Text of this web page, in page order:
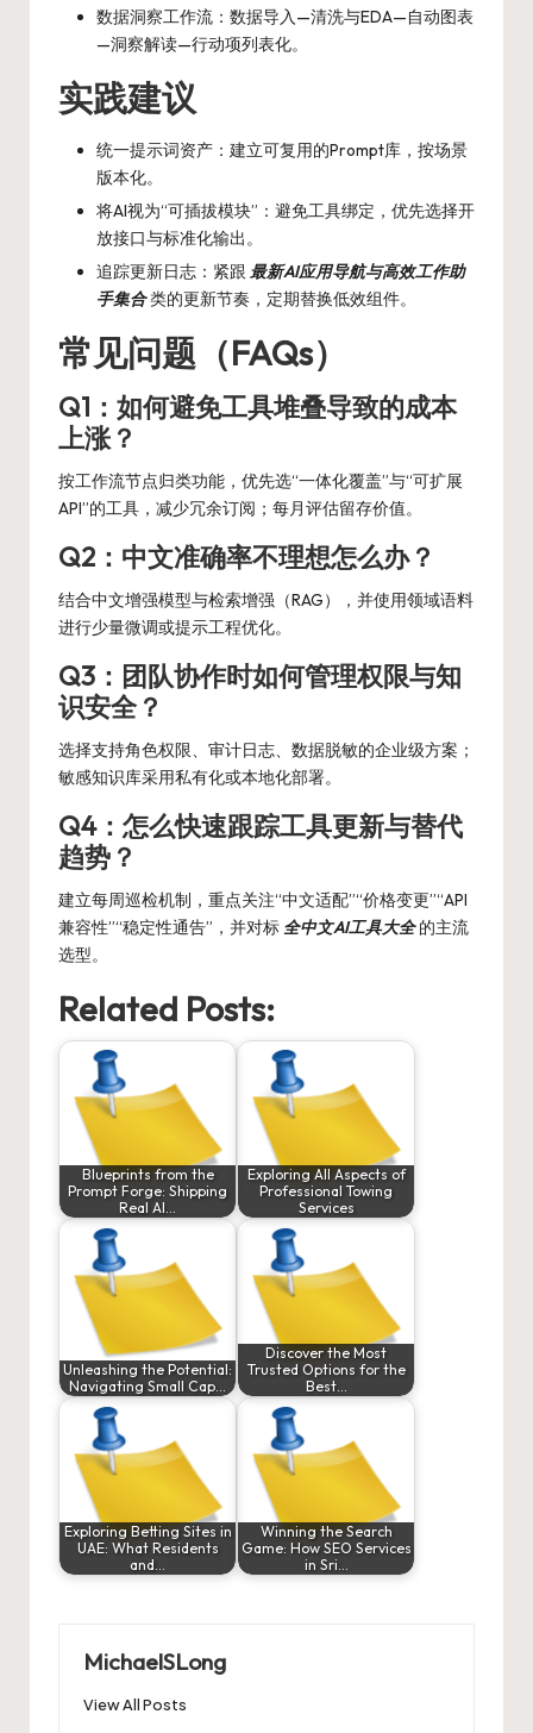
数据洞察工作流：数据导入—清洗与EDA—自动图表
—洞察解读—行动项列表化。
实践建议
统一提示词资产：建立可复用的Prompt库，按场景
版本化。
将AI视为“可插拔模块”：避免工具绑定，优先选择开
放接口与标准化输出。
追踪更新日志：紧跟 最新AI应用导航与高效工作助
手集合类的更新节奏，定期替换低效组件。
常见问题（FAQs）
Q1：如何避免工具堆叠导致的成本
上涨？
按工作流节点归类功能，优先选“一体化覆盖”与“可扩展
API”的工具，减少冗余订阅；每月评估留存价值。
Q2：中文准确率不理想怎么办？
结合中文增强模型与检索增强（RAG），并使用领域语料
进行少量微调或提示工程优化。
Q3：团队协作时如何管理权限与知
识安全？
选择支持角色权限、审计日志、数据脱敏的企业级方案；
敏感知识库采用私有化或本地化部署。
Q4：怎么快速跟踪工具更新与替代
趋势？
建立每周巡检机制，重点关注“中文适配”“价格变更”“API
兼容性”“稳定性通告”，并对标 全中文AI工具大全的主流
选型。
Related Posts:
Blueprints from the
Prompt Forge: Shipping
Real AI…
Exploring All Aspects of
Professional Towing
Services
Unleashing the Potential:
Navigating Small Cap…
Discover the Most
Trusted Options for the
Best…
Exploring Betting Sites in
UAE: What Residents
and…
Winning the Search
Game: How SEO Services
in Sri…
MichaelSLong
View All Posts